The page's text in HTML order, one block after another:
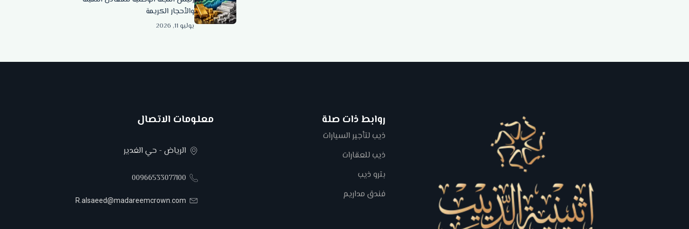
والأحجار الكريمة
يوليو 11, 2026
روابط ذات صلة
ذيب لتأجير السيارات
ذيب للعقارات
بترو ذيب
فندق مداريم
معلومات الاتصال
الرياض - حي الغدير
00966533077100
R.alsaeed@madareemcrown.com